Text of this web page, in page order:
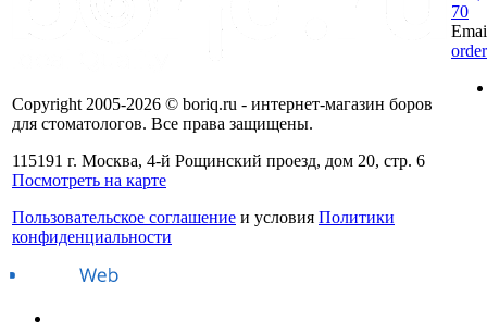
Copyright 2005-2026 © boriq.ru - интернет-магазин боров
для стоматологов. Все права защищены.
115191 г. Москва, 4-й Рощинский проезд, дом 20, стр. 6
Посмотреть на карте
Пользовательское соглашение и условия Политики
конфиденциальности
70